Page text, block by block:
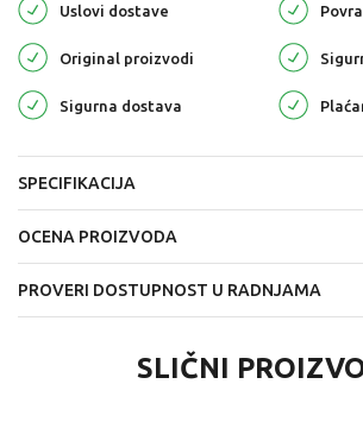
Uslovi dostave
Original proizvodi
Sigurna dostava
SPECIFIKACIJA
OCENA PROIZVODA
PROVERI DOSTUPNOST U RADNJAMA
SLIČNI